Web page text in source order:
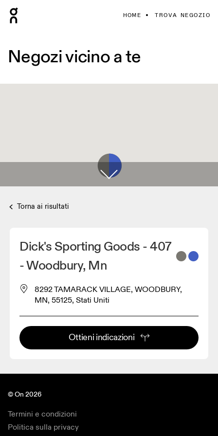
HOME TROVA NEGOZIO
Negozi vicino a te
Torna ai risultati
Dick's Sporting Goods - 407
- Woodbury, Mn
8292 TAMARACK VILLAGE, WOODBURY,
MN, 55125, Stati Uniti
Ottieni indicazioni
© On 2026
Termini e condizioni
Politica sulla privacy